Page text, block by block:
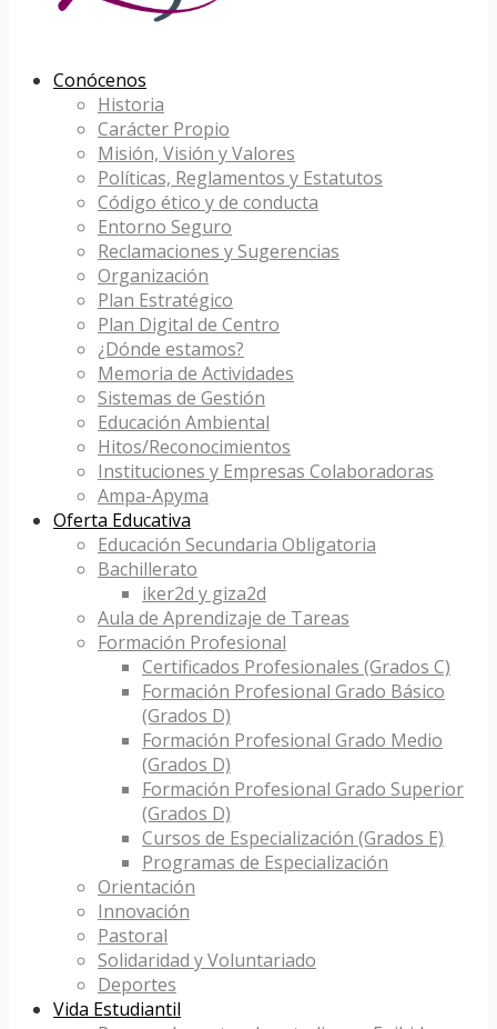
Conócenos
Historia
Carácter Propio
Misión, Visión y Valores
Políticas, Reglamentos y Estatutos
Código ético y de conducta
Entorno Seguro
Reclamaciones y Sugerencias
Organización
Plan Estratégico
Plan Digital de Centro
¿Dónde estamos?
Memoria de Actividades
Sistemas de Gestión
Educación Ambiental
Hitos/Reconocimientos
Instituciones y Empresas Colaboradoras
Ampa-Apyma
Oferta Educativa
Educación Secundaria Obligatoria
Bachillerato
iker2d y giza2d
Aula de Aprendizaje de Tareas
Formación Profesional
Certificados Profesionales (Grados C)
Formación Profesional Grado Básico
(Grados D)
Formación Profesional Grado Medio
(Grados D)
Formación Profesional Grado Superior
(Grados D)
Cursos de Especialización (Grados E)
Programas de Especialización
Orientación
Innovación
Pastoral
Solidaridad y Voluntariado
Deportes
Vida Estudiantil